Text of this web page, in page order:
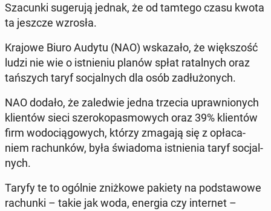
Sza­cun­ki su­ge­ru­ją jednak, że od tamtego czasu kwota
ta jeszcze wzrosła.
Krajowe Biuro Audytu (NAO) wska­za­ło, że więk­szość
ludzi nie wie o ist­nie­niu planów spłat ra­tal­nych oraz
tań­szych taryf so­cjal­nych dla osób za­dłu­żo­nych.
NAO dodało, że za­le­d­wie jedna trzecia upraw­nio­nych
klien­tów sieci sze­ro­ko­pa­smo­wych oraz 39% klien­tów
firm wo­do­cią­go­wych, którzy zmagają się z opła­ca­
niem ra­chun­ków, była świa­do­ma ist­nie­nia taryf so­cjal­
nych.
Taryfy te to ogólnie zniż­ko­we pakiety na pod­sta­wo­we
ra­chun­ki – takie jak woda, energia czy in­ter­net –